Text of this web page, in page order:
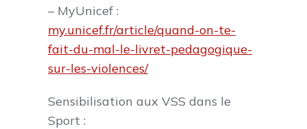
– MyUnicef :
my.unicef.fr/article/quand-on-te-
fait-du-mal-le-livret-pedagogique-
sur-les-violences/
Sensibilisation aux VSS dans le
Sport :